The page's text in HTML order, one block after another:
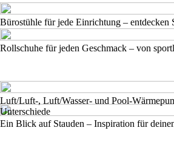
Rollschuhe für jeden Geschmack – von
Ein Blick auf Stauden – Inspiration für
Bürostühle für jede Einrichtung – entdecken
Luft/Luft-, Luft/Wasser- und Pool-
Unterschiede